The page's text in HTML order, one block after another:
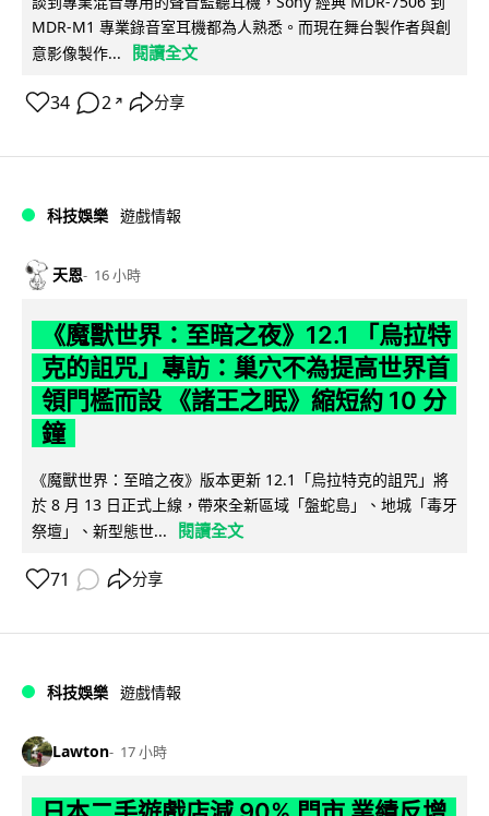
MDR-M1 專業錄音室耳機都為人熟悉。而現在舞台製作者與創
意影像製作...
閱讀全文
34 2 ↗ 分享
科技娛樂 遊戲情報
天恩 16 小時
《魔獸世界：至暗之夜》12.1 「烏拉特
克的詛咒」專訪：巢穴不為提高世界首
領門檻而設 《諸王之眠》縮短約 10 分
鐘
《魔獸世界：至暗之夜》版本更新 12.1「烏拉特克的詛咒」將
於 8 月 13 日正式上線，帶來全新區域「盤蛇島」、地城「毒牙
祭壇」、新型態世...
閱讀全文
71 分享
科技娛樂 遊戲情報
Lawton 17 小時